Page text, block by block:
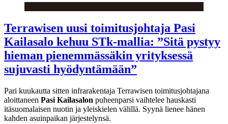
Terrawisen uusi toimitusjohtaja Pasi
Kailasalo kehuu STk-mallia: ”Sitä pystyy
hieman pienemmässäkin yrityksessä
sujuvasti hyödyntämään”
Pari kuukautta sitten infrarakentaja Terrawisen toimitusjohtajana
aloittaneen Pasi Kailasalon puheenparsi vaihtelee hauskasti
itäsuomalaisen nuotin ja yleiskielen välillä. Syynä lienee hänen
kahden asuinpaikan järjestelynsä.